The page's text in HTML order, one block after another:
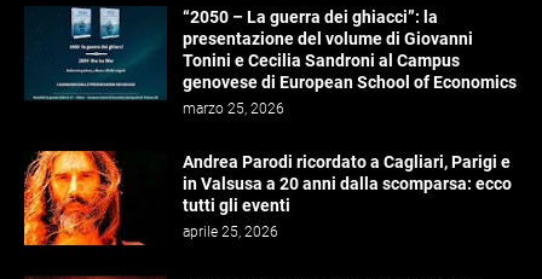
“2050 – La guerra dei ghiacci”: la
presentazione del volume di Giovanni
Tonini e Cecilia Sandroni al Campus
genovese di European School of Economics
marzo 25, 2026
Andrea Parodi ricordato a Cagliari, Parigi e
in Valsusa a 20 anni dalla scomparsa: ecco
tutti gli eventi
aprile 25, 2026